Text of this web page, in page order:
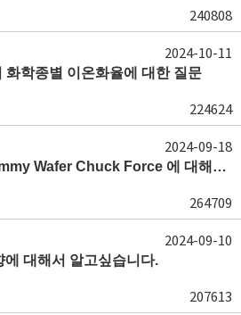
240808
화학종별 이온화율에 대한 질문
224624
2024-10-11
ESC 사용 공정에서 Dummy Wafer Chuck Force 에 대해서 궁급합니다
264709
2024-09-18
대해서 알고싶습니다.
207613
2024-09-10